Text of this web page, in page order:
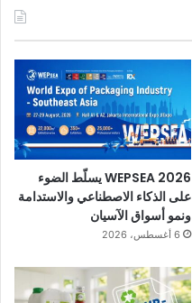
WEPSEA 2026 يسلّط الضوء
على الذكاء الاصطناعي والاستدامة
ونمو أسواق الآسيان
6 أغسطس، 2026